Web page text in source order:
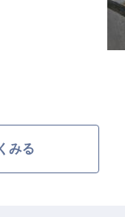
います。
みる